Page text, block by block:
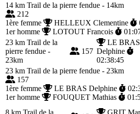
14 km Trail de la pierre fendue - 14km
212
1ère femme
HELLEUX Clementine
1er homme
LOTOUT Francois
23 km Trail de la
pierre fendue -
23km
157
LE BRAS
Delphine
02:38:45
23 km Trail de la pierre fendue - 23km
157
1ère femme
LE BRAS Delphine
1er homme
FOUQUET Mathias
8 km Trail de la
GRIT